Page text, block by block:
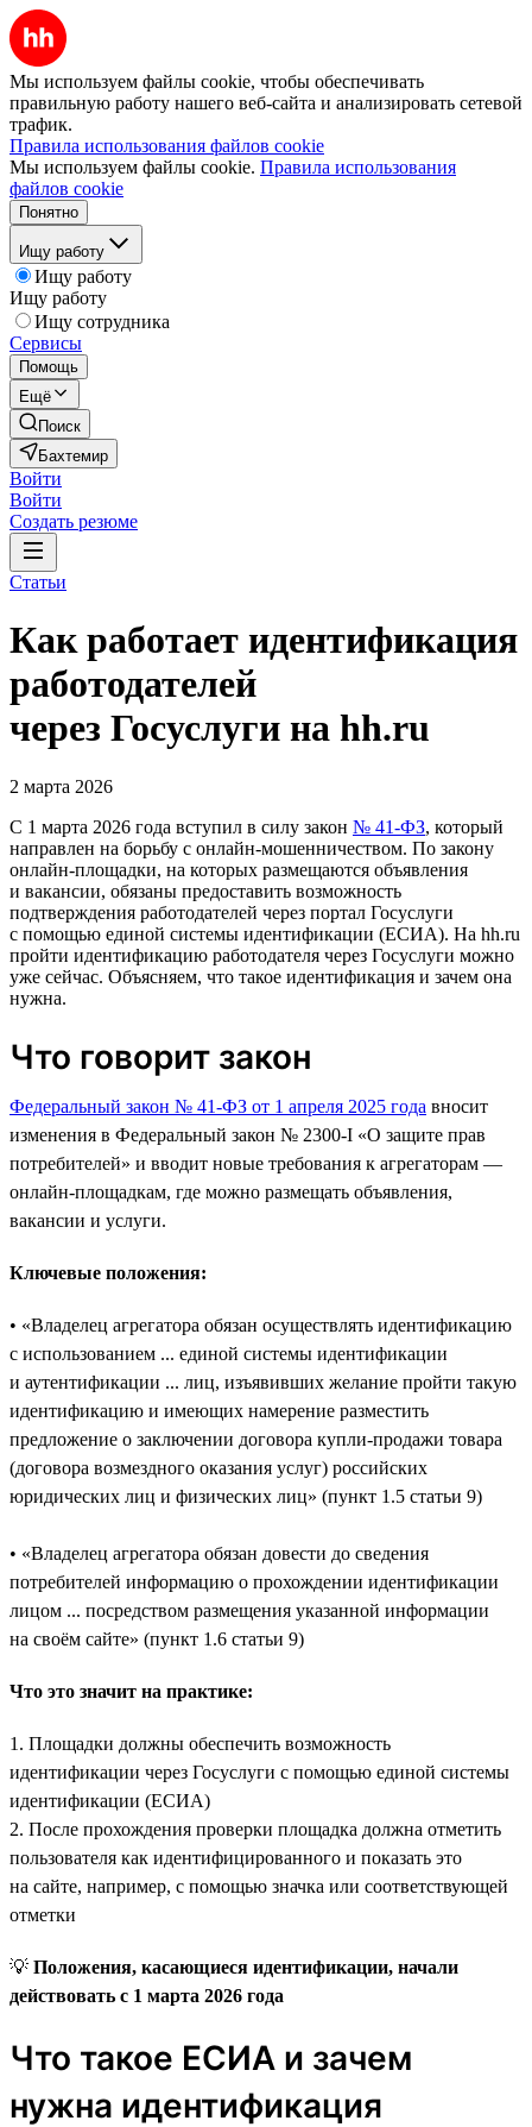
Мы используем файлы cookie, чтобы обеспечивать
правильную работу нашего веб-сайта и анализировать сетевой
трафик.
Правила использования файлов cookie
Мы используем файлы cookie. Правила использования
файлов cookie
Понятно
Ищу работу
Ищу работу
Ищу работу
Ищу сотрудника
Сервисы
Помощь
Ещё
Поиск
Бахтемир
Войти
Войти
Создать резюме
Статьи
Как работает идентификация
работодателей
через Госуслуги на hh.ru
2 марта 2026
С 1 марта 2026 года вступил в силу закон № 41-ФЗ, который
направлен на борьбу с онлайн-мошенничеством. По закону
онлайн-площадки, на которых размещаются объявления
и вакансии, обязаны предоставить возможность
подтверждения работодателей через портал Госуслуги
с помощью единой системы идентификации (ЕСИА). На hh.ru
пройти идентификацию работодателя через Госуслуги можно
уже сейчас. Объясняем, что такое идентификация и зачем она
нужна.
Что говорит закон
Федеральный закон № 41-ФЗ от 1 апреля 2025 года вносит
изменения в Федеральный закон № 2300-I «О защите прав
потребителей» и вводит новые требования к агрегаторам —
онлайн-площадкам, где можно размещать объявления,
вакансии и услуги.
Ключевые положения:
• «Владелец агрегатора обязан осуществлять идентификацию
с использованием ... единой системы идентификации
и аутентификации ... лиц, изъявивших желание пройти такую
идентификацию и имеющих намерение разместить
предложение о заключении договора купли‑продажи товара
(договора возмездного оказания услуг) российских
юридических лиц и физических лиц» (пункт 1.5 статьи 9)
• «Владелец агрегатора обязан довести до сведения
потребителей информацию о прохождении идентификации
лицом ... посредством размещения указанной информации
на своём сайте» (пункт 1.6 статьи 9)
Что это значит на практике:
1. Площадки должны обеспечить возможность
идентификации через Госуслуги с помощью единой системы
идентификации (ЕСИА)
2. После прохождения проверки площадка должна отметить
пользователя как идентифицированного и показать это
на сайте, например, с помощью значка или соответствующей
отметки
💡 Положения, касающиеся идентификации, начали
действовать с 1 марта 2026 года
Что такое ЕСИА и зачем
нужна идентификация